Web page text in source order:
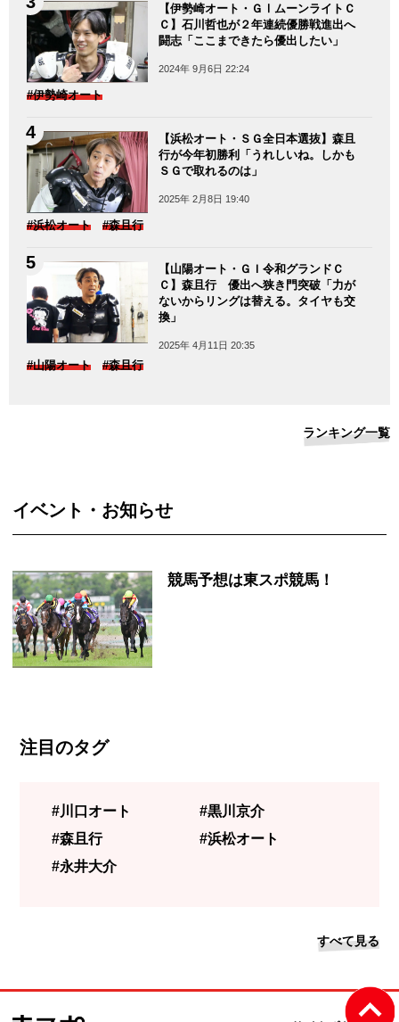
【伊勢崎オート・ＧⅠムーンライトＣ
Ｃ】石川哲也が２年連続優勝戦進出へ
闘志「ここまできたら優出したい」
2024年 9月6日 22:24
#伊勢崎オート
【浜松オート・ＳＧ全日本選抜】森且
行が今年初勝利「うれしいね。しかも
ＳＧで取れるのは」
2025年 2月8日 19:40
#浜松オート #森且行
【山陽オート・ＧＩ令和グランドＣ
Ｃ】森且行 優出へ狭き門突破「力が
ないからリングは替える。タイヤも交
換」
2025年 4月11日 20:35
#山陽オート #森且行
ランキング一覧
イベント・お知らせ
競馬予想は東スポ競馬！
注目のタグ
#川口オート
#黒川京介
#森且行
#浜松オート
#永井大介
すべて見る